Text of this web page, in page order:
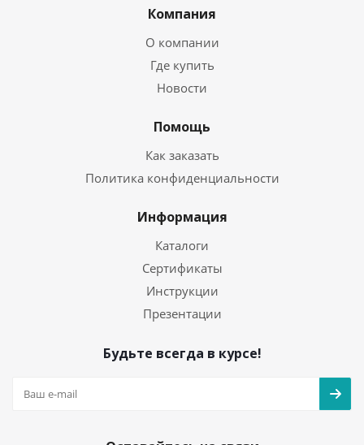
Компания
О компании
Где купить
Новости
Помощь
Как заказать
Политика конфиденциальности
Информация
Каталоги
Сертификаты
Инструкции
Презентации
Будьте всегда в курсе!